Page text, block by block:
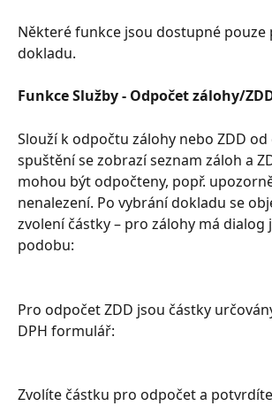
Některé funkce jsou dostupné
dokladu.
Funkce Služby - Odpočet zálohy/
Slouží k odpočtu zálohy nebo ZDD od
spuštění se zobrazí seznam záloh a
mohou být odpočteny, popř.
nenalezení. Po vybrání dokladu se
zvolení částky – pro zálohy má dialog
podobu:
Pro odpočet ZDD jsou částky
DPH formulář:
Zvolíte částku pro odpočet a